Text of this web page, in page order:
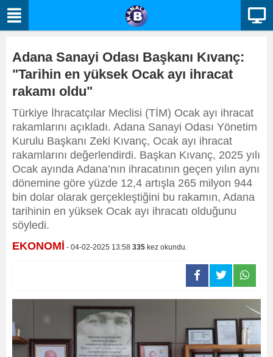
Adana Sanayi Odası Başkanı Kıvanç:
"Tarihin en yüksek Ocak ayı ihracat
rakamı oldu"
Türkiye İhracatçılar Meclisi (TİM) Ocak ayı ihracat
rakamlarını açıkladı. Adana Sanayi Odası Yönetim
Kurulu Başkanı Zeki Kıvanç, Ocak ayı ihracat
rakamlarını değerlendirdi. Başkan Kıvanç, 2025 yılı
Ocak ayında Adana’nın ihracatının geçen yılın aynı
dönemine göre yüzde 12,4 artışla 265 milyon 944
bin dolar olarak gerçekleştiğini bu rakamın, Adana
tarihinin en yüksek Ocak ayı ihracatı olduğunu
söyledi.
EKONOMİ - 04-02-2025 13:58 335 kez okundu.